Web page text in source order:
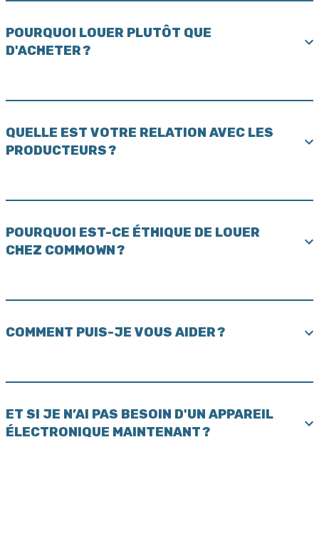
POURQUOI LOUER PLUTÔT QUE
D'ACHETER ?
QUELLE EST VOTRE RELATION AVEC LES
PRODUCTEURS ?
POURQUOI EST-CE ÉTHIQUE DE LOUER
CHEZ COMMOWN ?
COMMENT PUIS-JE VOUS AIDER ?
ET SI JE N’AI PAS BESOIN D'UN APPAREIL
ÉLECTRONIQUE MAINTENANT ?